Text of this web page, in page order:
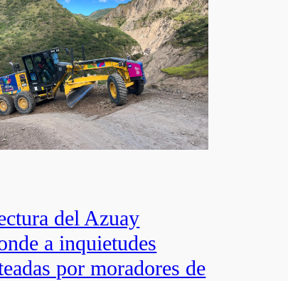
del Azuay
a inquietudes
por moradores de